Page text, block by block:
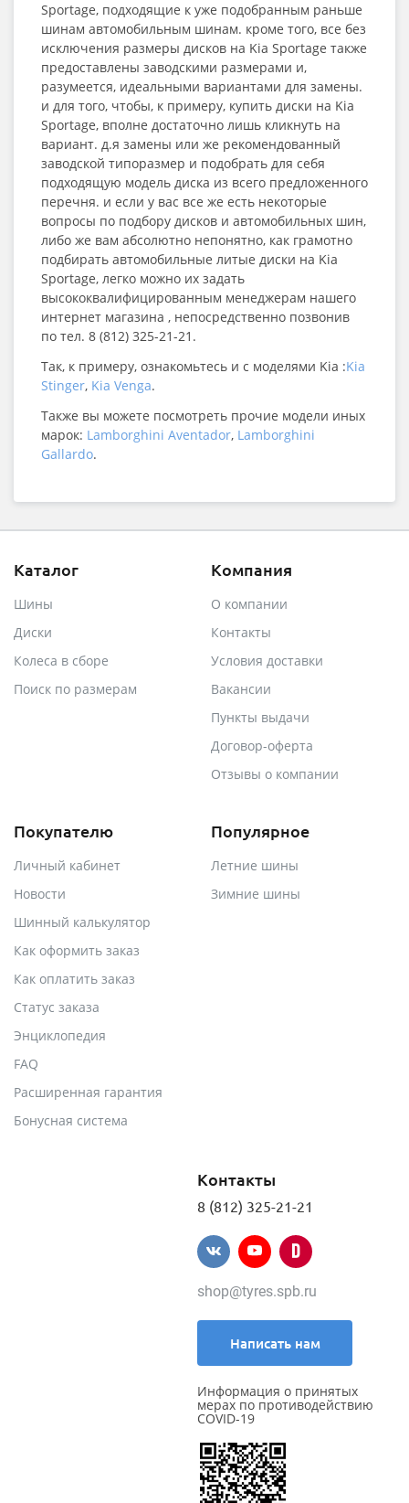
Sportage, подходящие к уже подобранным раньше
шинам автомобильным шинам. кроме того, все без
исключения размеры дисков на Kia Sportage также
предоставлены заводскими размерами и,
разумеется, идеальными вариантами для замены.
и для того, чтобы, к примеру, купить диски на Kia
Sportage, вполне достаточно лишь кликнуть на
вариант. д.я замены или же рекомендованный
заводской типоразмер и подобрать для себя
подходящую модель диска из всего предложенного
перечня. и если у вас все же есть некоторые
вопросы по подбору дисков и автомобильных шин,
либо же вам абсолютно непонятно, как грамотно
подбирать автомобильные литые диски на Kia
Sportage, легко можно их задать
высококвалифицированным менеджерам нашего
интернет магазина , непосредственно позвонив
по тел. 8 (812) 325-21-21.
Так, к примеру, ознакомьтесь и с моделями Kia :Kia
Stinger, Kia Venga.
Также вы можете посмотреть прочие модели иных
марок: Lamborghini Aventador, Lamborghini
Gallardo.
Каталог
Шины
Диски
Колеса в сборе
Поиск по размерам
Компания
О компании
Контакты
Условия доставки
Вакансии
Пункты выдачи
Договор-оферта
Отзывы о компании
Покупателю
Личный кабинет
Новости
Шинный калькулятор
Как оформить заказ
Как оплатить заказ
Статус заказа
Энциклопедия
FAQ
Расширенная гарантия
Бонусная система
Популярное
Летние шины
Зимние шины
Контакты
8 (812) 325-21-21
shop@tyres.spb.ru
Написать нам
Информация о принятых
мерах по противодействию
COVID-19